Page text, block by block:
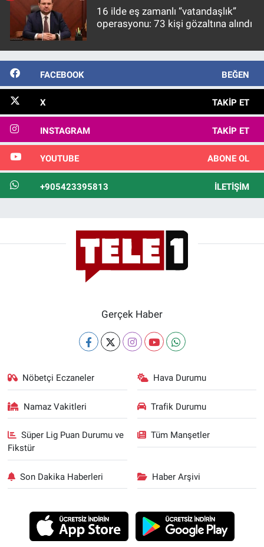
16 ilde eş zamanlı “vatandaşlık”
operasyonu: 73 kişi gözaltına alındı
FACEBOOK BEĞEN
X TAKIP ET
INSTAGRAM TAKIP ET
YOUTUBE ABONE OL
+905423395813 İLETIŞIM
Gerçek Haber
Nöbetçi Eczaneler Hava Durumu
Namaz Vakitleri Trafik Durumu
Süper Lig Puan Durumu ve
Fikstür
Tüm Manşetler
Son Dakika Haberleri Haber Arşivi